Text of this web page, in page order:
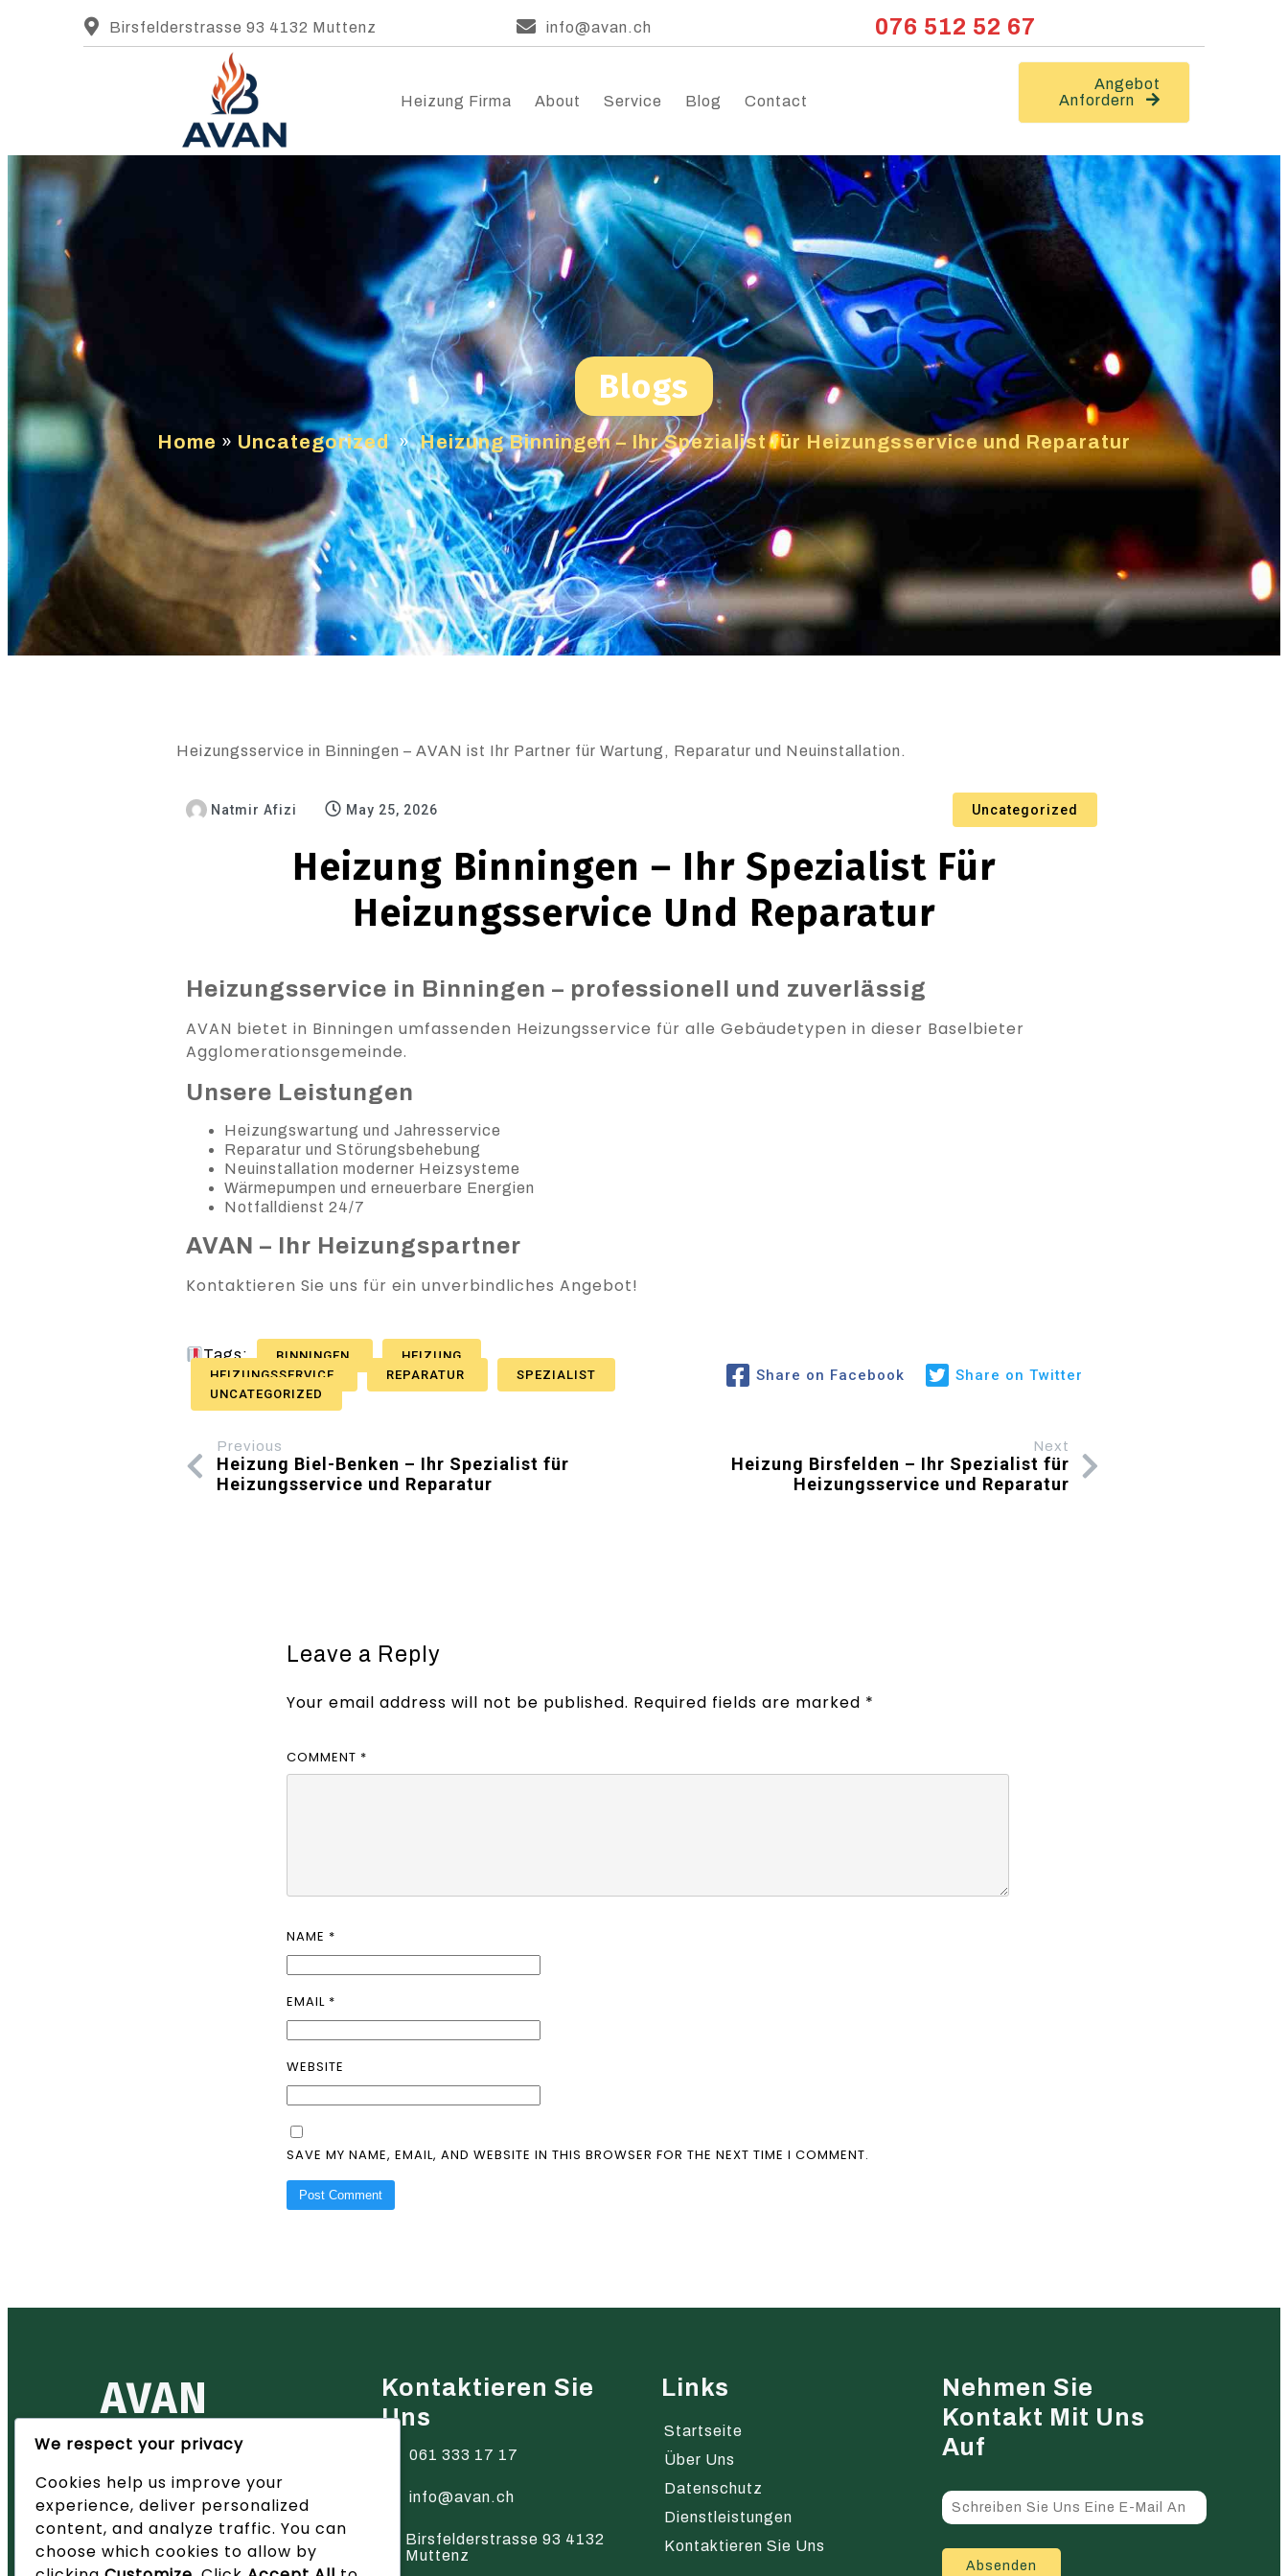
Birsfelderstrasse 93 4132 Muttenz info@avan.ch 076 512 52 67
Heizung Firma About Service Blog Contact
Angebot
Anfordern
Blogs
Home » Uncategorized » Heizung Binningen – Ihr Spezialist für Heizungsservice und Reparatur
Heizungsservice in Binningen – AVAN ist Ihr Partner für Wartung, Reparatur und Neuinstallation.
Natmir Afizi May 25, 2026 Uncategorized
Heizung Binningen – Ihr Spezialist Für
Heizungsservice Und Reparatur
Heizungsservice in Binningen – professionell und zuverlässig
AVAN bietet in Binningen umfassenden Heizungsservice für alle Gebäudetypen in dieser Baselbieter
Agglomerationsgemeinde.
Unsere Leistungen
Heizungswartung und Jahresservice
Reparatur und Störungsbehebung
Neuinstallation moderner Heizsysteme
Wärmepumpen und erneuerbare Energien
Notfalldienst 24/7
AVAN – Ihr Heizungspartner
Kontaktieren Sie uns für ein unverbindliches Angebot!
Tags: BINNINGEN
HEIZUNG
HEIZUNGSSERVICE
REPARATUR
SPEZIALIST
UNCATEGORIZED
Share on Facebook Share on Twitter
Previous
Heizung Biel-Benken – Ihr Spezialist für
Heizungsservice und Reparatur
Next
Heizung Birsfelden – Ihr Spezialist für
Heizungsservice und Reparatur
Leave a Reply
Your email address will not be published. Required fields are marked *
COMMENT *
NAME *
EMAIL *
WEBSITE
SAVE MY NAME, EMAIL, AND WEBSITE IN THIS BROWSER FOR THE NEXT TIME I COMMENT.
AVAN
Ihr zuverlässiger Partner für
– wir bieten innovative Lösungen
und hervorragenden Service.
Kontaktieren Sie
Uns
061 333 17 17
info@avan.ch
Birsfelderstrasse 93 4132
Muttenz
Links
Startseite
Über Uns
Datenschutz
Dienstleistungen
Kontaktieren Sie Uns
Nehmen Sie
Kontakt Mit Uns
Auf
Absenden
We respect your privacy
Cookies help us improve your
experience, deliver personalized
content, and analyze traffic. You can
choose which cookies to allow by